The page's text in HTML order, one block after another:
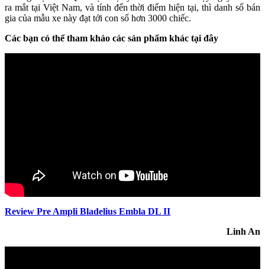
ra mắt tại Việt Nam, và tính đến thời điểm hiện tại, thì danh số bán
gia của mẫu xe này đạt tới con số hơn 3000 chiếc.
Các bạn có thể tham khảo các sản phẩm khác tại đây
Review Pre Ampli Bladelius Embla DL II
Linh An